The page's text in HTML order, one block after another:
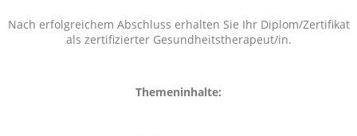
Nach erfolgreichem Abschluss erhalten Sie Ihr Diplom/Zertifikat
als zertifizierter Gesundheitstherapeut/in.
Themeninhalte: